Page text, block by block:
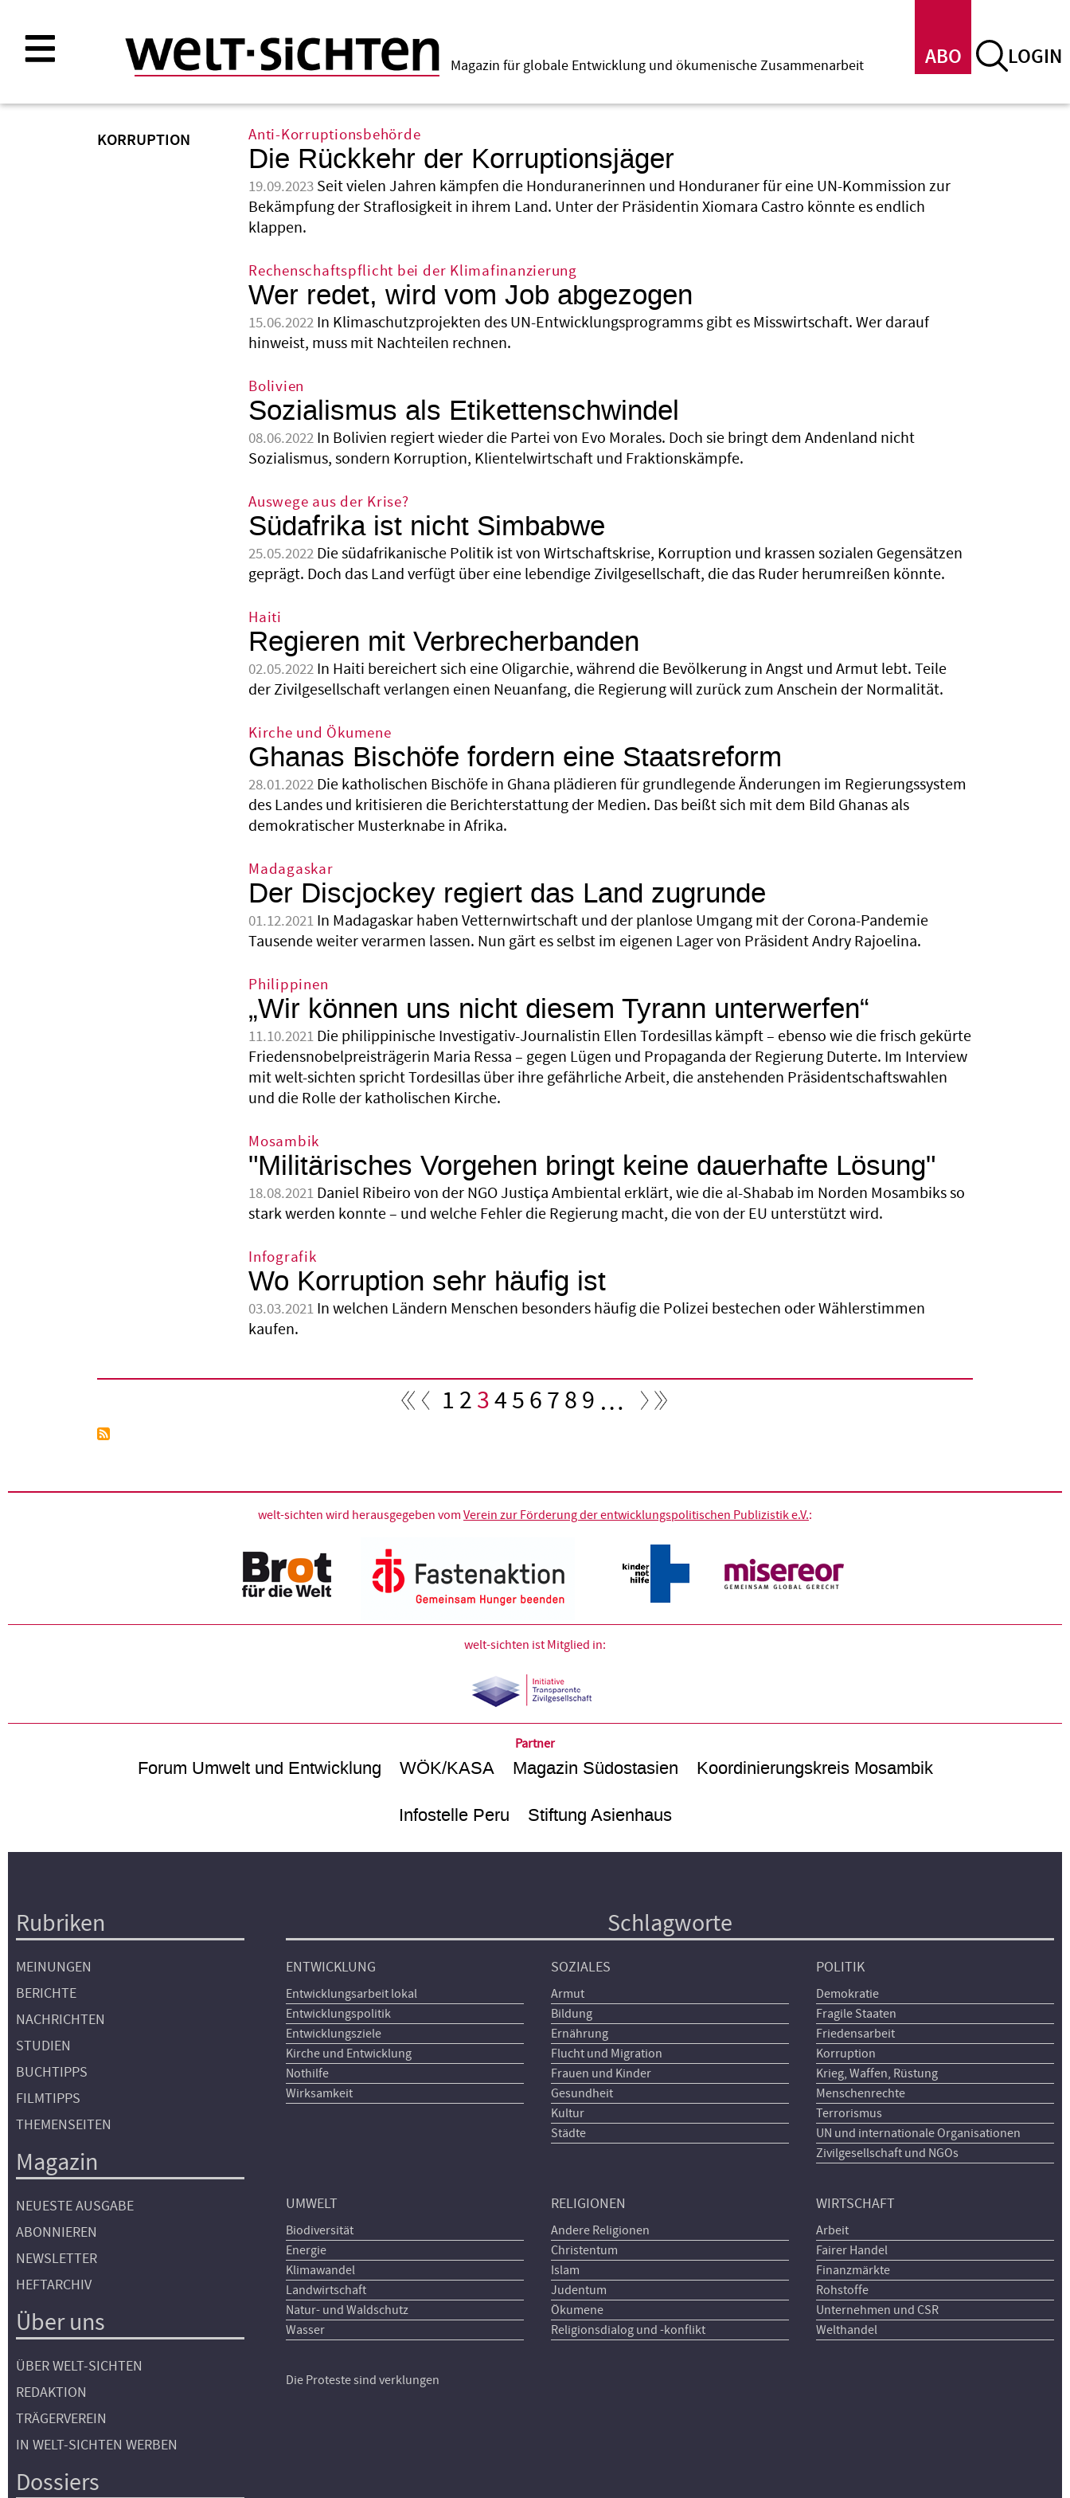
Inhalt
ABO LOGIN
Magazin für globale Entwicklung und ökumenische Zusammenarbeit
KORRUPTION Anti-Korruptionsbehörde
Die Rückkehr der Korruptionsjäger
19.09.2023 Seit vielen Jahren kämpfen die Honduranerinnen und Honduraner für eine UN-Kommission zur
Bekämpfung der Straflosigkeit in ihrem Land. Unter der Präsidentin Xiomara Castro könnte es endlich
klappen.
Rechenschaftspflicht bei der Klimafinanzierung
Wer redet, wird vom Job abgezogen
15.06.2022 In Klimaschutzprojekten des UN-Entwicklungsprogramms gibt es Misswirtschaft. Wer darauf
hinweist, muss mit Nachteilen rechnen.
Bolivien
Sozialismus als Etikettenschwindel
08.06.2022 In Bolivien regiert wieder die Partei von Evo Morales. Doch sie bringt dem Andenland nicht
Sozialismus, sondern Korruption, Klientelwirtschaft und Fraktionskämpfe.
Auswege aus der Krise?
Südafrika ist nicht Simbabwe
25.05.2022 Die südafrikanische Politik ist von Wirtschaftskrise, Korruption und krassen sozialen Gegensätzen
geprägt. Doch das Land verfügt über eine leben­dige Zivilgesellschaft, die das Ruder herumreißen könnte.
Haiti
Regieren mit Verbrecherbanden
02.05.2022 In Haiti bereichert sich eine Oligarchie, während die Bevölkerung in Angst und Armut lebt. Teile
der Zivilgesellschaft verlangen einen Neuanfang, die Regierung will ­zurück zum Anschein der Normalität.
Kirche und Ökumene
Ghanas Bischöfe fordern eine Staatsreform
28.01.2022 Die katholischen Bischöfe in Ghana plädieren für grundlegende Änderungen im Regierungssystem
des Landes und kritisieren die Berichterstattung der Medien. Das beißt sich mit dem Bild Ghanas als
demokratischer Musterknabe in Afrika.
Madagaskar
Der Discjockey regiert das Land zugrunde
01.12.2021 In Madagaskar haben Vetternwirtschaft und der planlose Umgang mit der Corona-Pandemie
Tausende weiter verarmen lassen. Nun gärt es selbst im eigenen Lager von Präsident Andry Rajoelina.
Philippinen
„Wir können uns nicht diesem Tyrann unterwerfen“
11.10.2021 Die philippinische Investigativ-Journalistin Ellen Tordesillas kämpft – ebenso wie die frisch gekürte
Friedensnobelpreisträgerin Maria Ressa – gegen Lügen und Propaganda der Regierung Duterte. Im Interview
mit welt-sichten spricht Tordesillas über ihre gefährliche Arbeit, die anstehenden Präsidentschaftswahlen
und die Rolle der katholischen Kirche.
Mosambik
"Militärisches Vorgehen bringt keine dauerhafte Lösung"
18.08.2021 Daniel Ribeiro von der NGO Justiça Ambiental erklärt, wie die al-Shabab im Norden Mosambiks so
stark werden konnte – und welche Fehler die Regierung macht, die von der EU unterstützt wird.
Infografik
Wo Korruption sehr häufig ist
03.03.2021 In welchen Ländern Menschen besonders häufig die Polizei bestechen oder Wählerstimmen
kaufen.
Seitennummerierung
Seite
1 Seite
2Aktuelle
3Seite
4Seite
5Seite
6Seite
7Seite
8Seite
9 …
welt-sichten wird herausgegeben vom Verein zur Förderung der entwicklungspolitischen Publizistik e.V.:
welt-sichten ist Mitglied in:
Partner
Forum Umwelt und Entwicklung WÖK/KASA Magazin Südostasien Koordinierungskreis Mosambik
Infostelle Peru Stiftung Asienhaus
Hauptnavigation
Rubriken
MEINUNGEN
BERICHTE
NACHRICHTEN
STUDIEN
BUCHTIPPS
FILMTIPPS
THEMENSEITEN
Magazin
NEUESTE AUSGABE
ABONNIEREN
NEWSLETTER
HEFTARCHIV
Über uns
ÜBER WELT-SICHTEN
REDAKTION
TRÄGERVEREIN
IN WELT-SICHTEN WERBEN
Dossiers
Schlagworte
ENTWICKLUNG
Entwicklungsarbeit lokal
Entwicklungspolitik
Entwicklungsziele
Kirche und Entwicklung
Nothilfe
Wirksamkeit
SOZIALES
Armut
Bildung
Ernährung
Flucht und Migration
Frauen und Kinder
Gesundheit
Kultur
Städte
POLITIK
Demokratie
Fragile Staaten
Friedensarbeit
Korruption
Krieg, Waffen, Rüstung
Menschenrechte
Terrorismus
UN und internationale Organisationen
Zivilgesellschaft und NGOs
UMWELT
Biodiversität
Energie
Klimawandel
Landwirtschaft
Natur- und Waldschutz
Wasser
RELIGIONEN
Andere Religionen
Christentum
Islam
Judentum
Ökumene
Religionsdialog und -konflikt
WIRTSCHAFT
Arbeit
Fairer Handel
Finanzmärkte
Rohstoffe
Unternehmen und CSR
Welthandel
Die Proteste sind verklungen